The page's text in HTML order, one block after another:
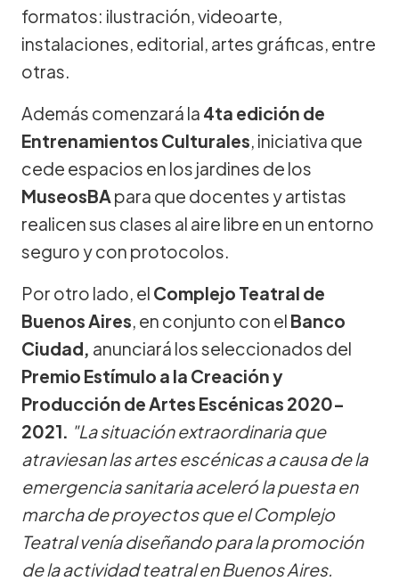
formatos: ilustración, videoarte,
instalaciones, editorial, artes gráficas, entre
otras.
Además comenzará la 4ta edición de
Entrenamientos Culturales, iniciativa que
cede espacios en los jardines de los
MuseosBA para que docentes y artistas
realicen sus clases al aire libre en un entorno
seguro y con protocolos.
Por otro lado, el Complejo Teatral de
Buenos Aires, en conjunto con el Banco
Ciudad, anunciará los seleccionados del
Premio Estímulo a la Creación y
Producción de Artes Escénicas 2020-
2021. "La situación extraordinaria que
atraviesan las artes escénicas a causa de la
emergencia sanitaria aceleró la puesta en
marcha de proyectos que el Complejo
Teatral venía diseñando para la promoción
de la actividad teatral en Buenos Aires.